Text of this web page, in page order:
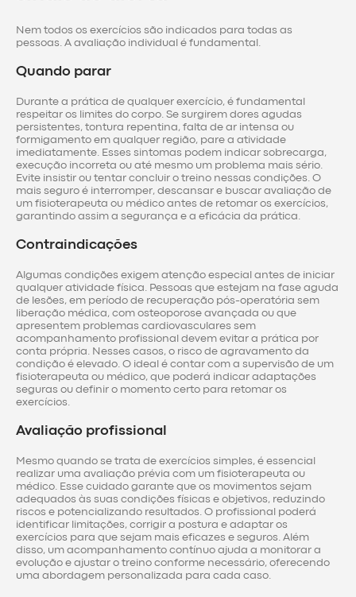
Nem todos os exercícios são indicados para todas as
pessoas. A avaliação individual é fundamental.
Quando parar
Durante a prática de qualquer exercício, é fundamental
respeitar os limites do corpo. Se surgirem dores agudas
persistentes, tontura repentina, falta de ar intensa ou
formigamento em qualquer região, pare a atividade
imediatamente. Esses sintomas podem indicar sobrecarga,
execução incorreta ou até mesmo um problema mais sério.
Evite insistir ou tentar concluir o treino nessas condições. O
mais seguro é interromper, descansar e buscar avaliação de
um fisioterapeuta ou médico antes de retomar os exercícios,
garantindo assim a segurança e a eficácia da prática.
Contraindicações
Algumas condições exigem atenção especial antes de iniciar
qualquer atividade física. Pessoas que estejam na fase aguda
de lesões, em período de recuperação pós-operatória sem
liberação médica, com osteoporose avançada ou que
apresentem problemas cardiovasculares sem
acompanhamento profissional devem evitar a prática por
conta própria. Nesses casos, o risco de agravamento da
condição é elevado. O ideal é contar com a supervisão de um
fisioterapeuta ou médico, que poderá indicar adaptações
seguras ou definir o momento certo para retomar os
exercícios.
Avaliação profissional
Mesmo quando se trata de exercícios simples, é essencial
realizar uma avaliação prévia com um fisioterapeuta ou
médico. Esse cuidado garante que os movimentos sejam
adequados às suas condições físicas e objetivos, reduzindo
riscos e potencializando resultados. O profissional poderá
identificar limitações, corrigir a postura e adaptar os
exercícios para que sejam mais eficazes e seguros. Além
disso, um acompanhamento contínuo ajuda a monitorar a
evolução e ajustar o treino conforme necessário, oferecendo
uma abordagem personalizada para cada caso.